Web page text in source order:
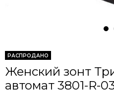
РАСПРОДАНО
Женский зонт
автомат 3801-R-